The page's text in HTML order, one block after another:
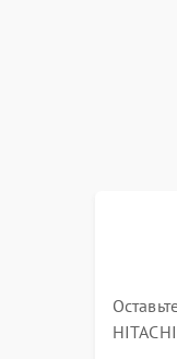
HITACHI